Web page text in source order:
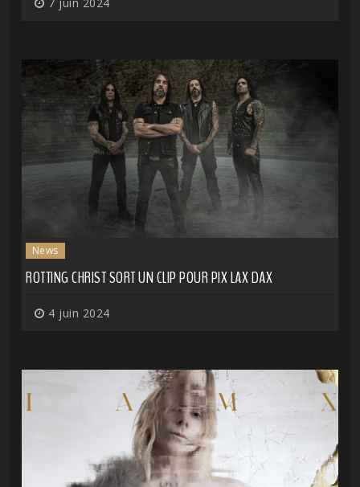
7 juin 2024
News
ROTTING CHRIST SORT UN CLIP POUR PIX LAX DAX
4 juin 2024